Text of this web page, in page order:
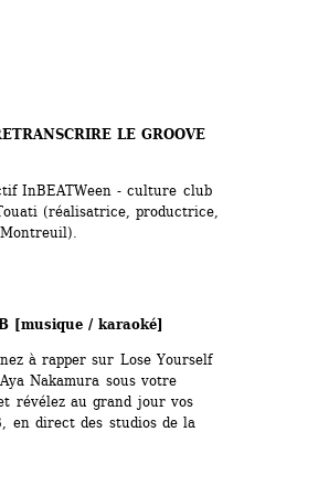
LE GROOVE
InBEATWeen - culture club
(réalisatrice, productrice,
[musique / karaoké]
à rapper sur Lose Yourself
Nakamura sous votre
révélez au grand jour vos
en direct des studios de la